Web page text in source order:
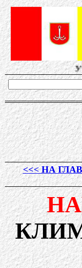
У нас Вы
<<< НА